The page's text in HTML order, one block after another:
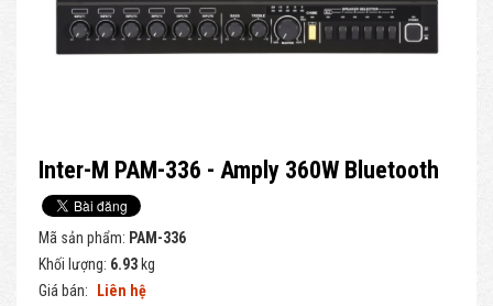
Inter-M PAM-336 - Amply 360W Bluetooth
Mã sản phẩm: PAM-336
Khối lượng: 6.93 kg
Giá bán:
Liên hệ